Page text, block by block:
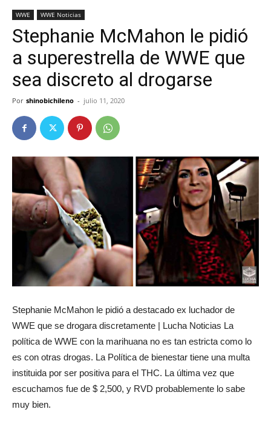
WWE WWE Noticias
Stephanie McMahon le pidió
a superestrella de WWE que
sea discreto al drogarse
Por shinobichileno - julio 11, 2020
Stephanie McMahon le pidió a destacado ex luchador de
WWE que se drogara discretamente | Lucha Noticias La
política de WWE con la marihuana no es tan estricta como lo
es con otras drogas. La Política de bienestar tiene una multa
instituida por ser positiva para el THC. La última vez que
escuchamos fue de $ 2,500, y RVD probablemente lo sabe
muy bien.